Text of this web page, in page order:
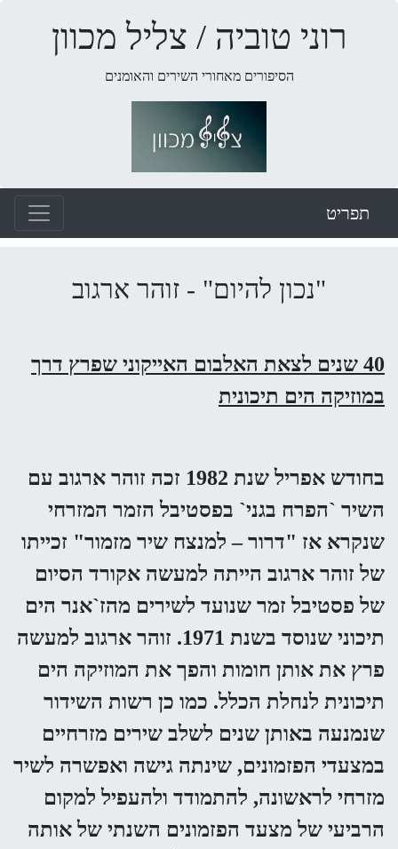
רוני טוביה / צליל מכוון
הסיפורים מאחורי השירים והאומנים
תפריט
"נכון להיום" - זוהר ארגוב
40 שנים לצאת האלבום האייקוני שפרץ דרך
במוזיקה הים תיכונית
בחודש אפריל שנת 1982 זכה זוהר ארגוב עם
השיר `הפרח בגני` בפסטיבל הזמר המזרחי
שנקרא אז "דרור – למנצח שיר מזמור" זכייתו
של זוהר ארגוב הייתה למעשה אקורד הסיום
של פסטיבל זמר שנועד לשירים מהז`אנר הים
תיכוני שנוסד בשנת 1971. זוהר ארגוב למעשה
פרץ את אותן חומות והפך את המוזיקה הים
תיכונית לנחלת הכלל. כמו כן רשות השידור
שנמנעה באותן שנים לשלב שירים מזרחיים
במצעדי הפזמונים, שינתה גישה ואפשרה לשיר
מזרחי לראשונה, להתמודד ולהעפיל למקום
הרביעי של מצעד הפזמונים השנתי של אותה